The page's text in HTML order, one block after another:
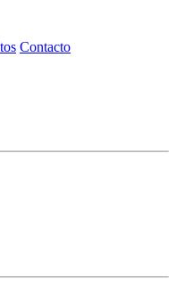
Contacto